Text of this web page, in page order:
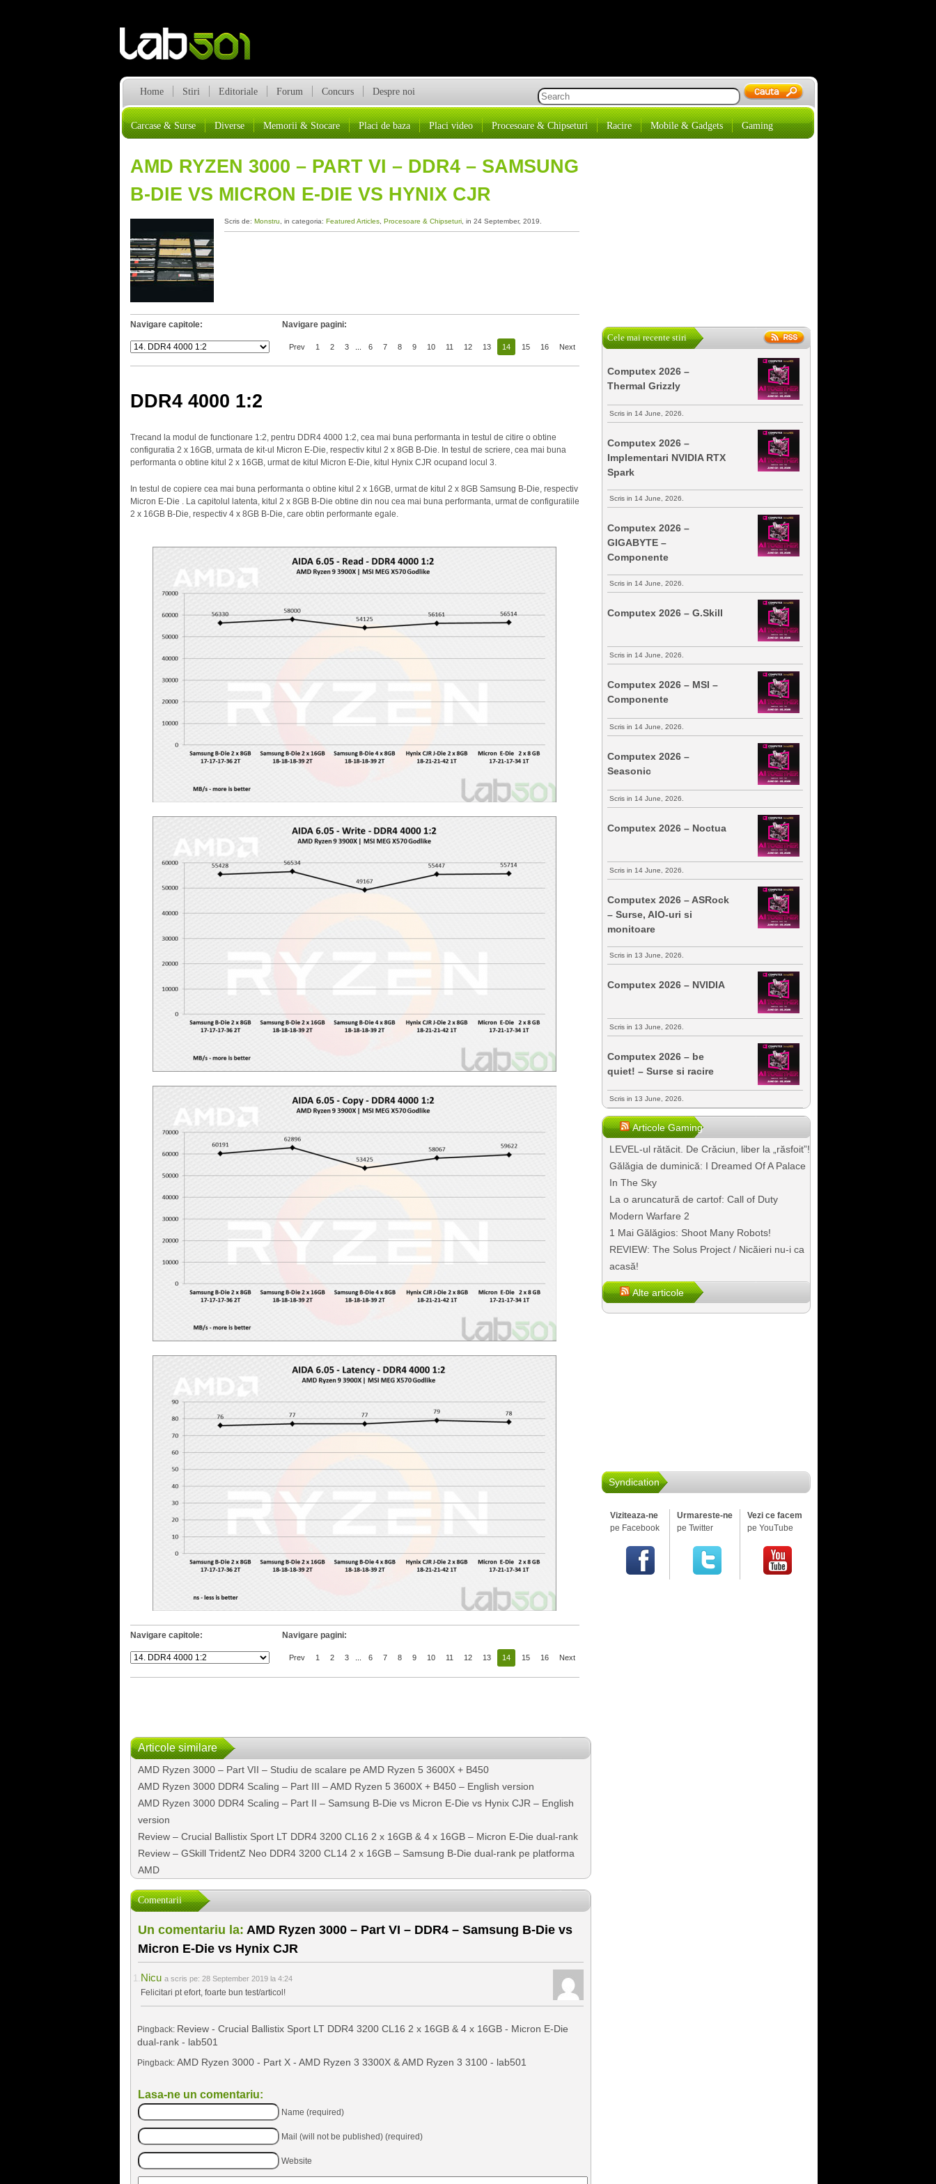
Home Stiri Editoriale Forum Concurs Despre noi
Carcase & Surse Diverse Memorii & Stocare Placi de baza Placi video Procesoare & Chipseturi Racire Mobile & Gadgets Gaming
AMD RYZEN 3000 – PART VI – DDR4 – SAMSUNG
B-DIE VS MICRON E-DIE VS HYNIX CJR
Scris de: Monstru , in categoria: Featured Articles, Procesoare & Chipseturi, in 24 September, 2019.
Navigare capitole: Navigare pagini:
Prev 1 2 3 6 7 8 9 10 11 12 13 14 15 16 Next
DDR4 4000 1:2
Trecand la modul de functionare 1:2, pentru DDR4 4000 1:2, cea mai buna performanta in testul de citire o obtine
configuratia 2 x 16GB, urmata de kit-ul Micron E-Die, respectiv kitul 2 x 8GB B-Die. In testul de scriere, cea mai buna
performanta o obtine kitul 2 x 16GB, urmat de kitul Micron E-Die, kitul Hynix CJR ocupand locul 3.
In testul de copiere cea mai buna performanta o obtine kitul 2 x 16GB, urmat de kitul 2 x 8GB Samsung B-Die, respectiv
Micron E-Die . La capitolul latenta, kitul 2 x 8GB B-Die obtine din nou cea mai buna performanta, urmat de configuratiile
2 x 16GB B-Die, respectiv 4 x 8GB B-Die, care obtin performante egale.
Navigare capitole: Navigare pagini:
Prev 1 2 3 6 7 8 9 10 11 12 13 14 15 16 Next
Articole similare
AMD Ryzen 3000 – Part VII – Studiu de scalare pe AMD Ryzen 5 3600X + B450
AMD Ryzen 3000 DDR4 Scaling – Part III – AMD Ryzen 5 3600X + B450 – English version
AMD Ryzen 3000 DDR4 Scaling – Part II – Samsung B-Die vs Micron E-Die vs Hynix CJR – English
version
Review – Crucial Ballistix Sport LT DDR4 3200 CL16 2 x 16GB & 4 x 16GB – Micron E-Die dual-rank
Review – GSkill TridentZ Neo DDR4 3200 CL14 2 x 16GB – Samsung B-Die dual-rank pe platforma
AMD
Comentarii
Un comentariu la: AMD Ryzen 3000 – Part VI – DDR4 – Samsung B-Die vs
Micron E-Die vs Hynix CJR
Nicu a scris pe: 28 September 2019 la 4:24
Felicitari pt efort, foarte bun test/articol!
Pingback: Review - Crucial Ballistix Sport LT DDR4 3200 CL16 2 x 16GB & 4 x 16GB - Micron E-Die
dual-rank - lab501
Pingback: AMD Ryzen 3000 - Part X - AMD Ryzen 3 3300X & AMD Ryzen 3 3100 - lab501
Lasa-ne un comentariu:
Name (required)
Mail (will not be published) (required)
Website
Cele mai recente stiri
Computex 2026 –
Thermal Grizzly
Scris in 14 June, 2026.
Computex 2026 –
Implementari NVIDIA RTX
Spark
Scris in 14 June, 2026.
Computex 2026 –
GIGABYTE –
Componente
Scris in 14 June, 2026.
Computex 2026 – G.Skill
Scris in 14 June, 2026.
Computex 2026 – MSI –
Componente
Scris in 14 June, 2026.
Computex 2026 –
Seasonic
Scris in 14 June, 2026.
Computex 2026 – Noctua
Scris in 14 June, 2026.
Computex 2026 – ASRock
– Surse, AIO-uri si
monitoare
Scris in 13 June, 2026.
Computex 2026 – NVIDIA
Scris in 13 June, 2026.
Computex 2026 – be
quiet! – Surse si racire
Scris in 13 June, 2026.
Articole Gaming
LEVEL-ul rătăcit. De Crăciun, liber la „răsfoit”!
Gălăgia de duminică: I Dreamed Of A Palace
In The Sky
La o aruncatură de cartof: Call of Duty
Modern Warfare 2
1 Mai Gălăgios: Shoot Many Robots!
REVIEW: The Solus Project / Nicăieri nu-i ca
acasă!
Alte articole
Syndication
Viziteaza-ne
pe Facebook
Urmareste-ne
pe Twitter
Vezi ce facem
pe YouTube